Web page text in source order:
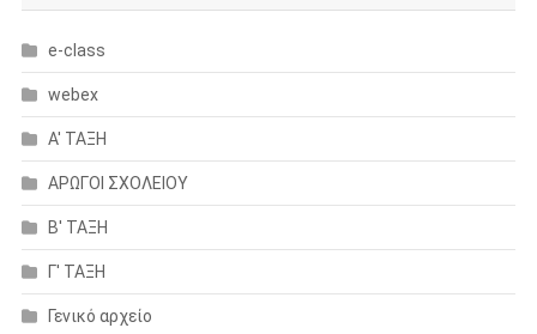
e-class
webex
Α' ΤΑΞΗ
ΑΡΩΓΟΙ ΣΧΟΛΕΙΟΥ
Β' ΤΑΞΗ
Γ' ΤΑΞΗ
Γενικό αρχείο